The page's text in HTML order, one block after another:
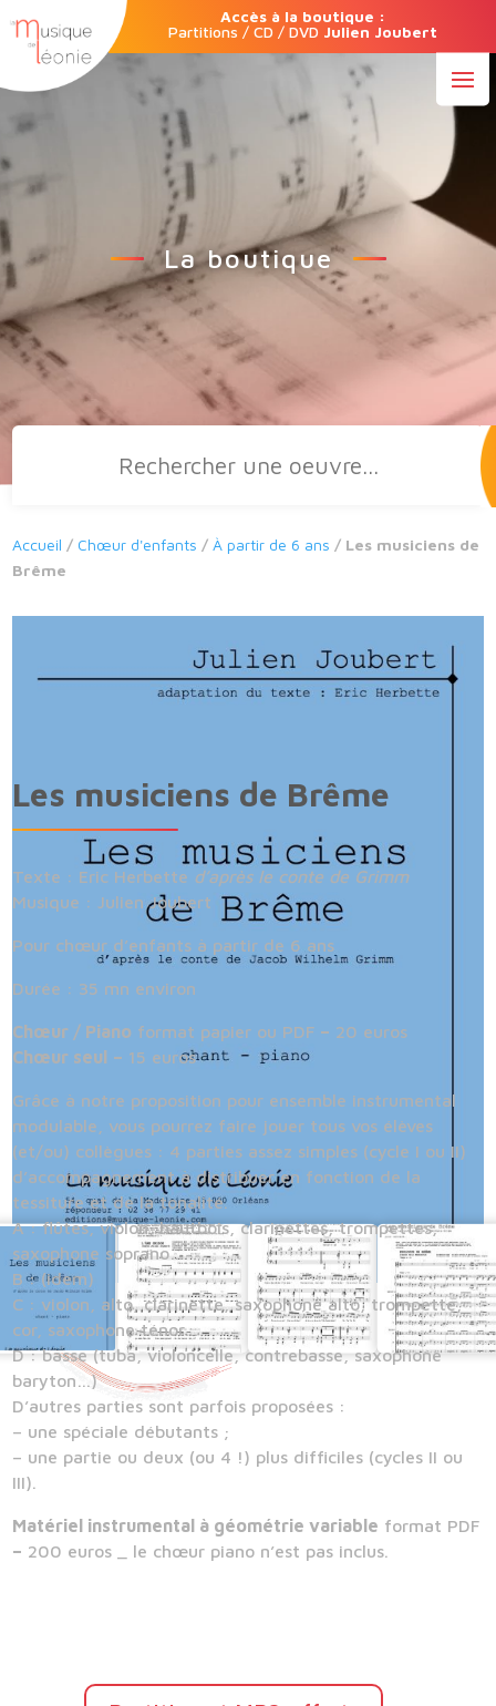
Accès à la boutique :
Partitions / CD / DVD Julien Joubert
La boutique
Recherche
Accueil / Chœur d'enfants /À partir de 6 ans / Les musiciens de
Brême
Les musiciens de Brême
Texte : Eric Herbette d’après le conte de Grimm
Musique : Julien Joubert
Pour chœur d’enfants à partir de 6 ans
Durée : 35 mn environ
Chœur / Piano format papier ou PDF – 20 euros
Chœur seul – 15 euros
Grâce à notre proposition pour ensemble instrumental
modulable, vous pourrez faire jouer tous vos élèves
(et/ou) collègues : 4 parties assez simples (cycle I ou II)
d’accompagnement à distribuer en fonction de la
tessiture et de la tonalité.
A : flûtes, violon, hautbois, clarinettes, trompettes,
saxophone soprano…
B : (idem)
C : violon, alto, clarinette, saxophone alto, trompette,
cor, saxophone ténor…
D : basse (tuba, violoncelle, contrebasse, saxophone
baryton…)
D’autres parties sont parfois proposées :
– une spéciale débutants ;
– une partie ou deux (ou 4 !) plus difficiles (cycles II ou
III).
Matériel instrumental à géométrie variable format PDF
– 200 euros _ le chœur piano n’est pas inclus.